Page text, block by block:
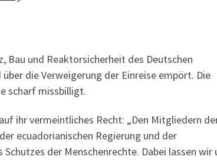
Bau und Reaktorsicherheit des Deutschen
die Verweigerung der Einreise empört. Die
scharf missbilligt.
ihr vermeintliches Recht: „Den Mitgliedern
ecuadorianischen Regierung und der
der Menschenrechte. Dabei lassen wir